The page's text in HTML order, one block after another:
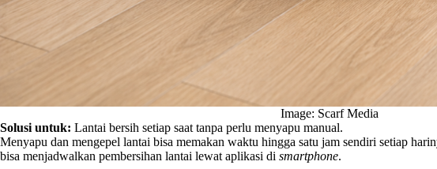
Image: Scarf Media
Solusi untuk: Lantai bersih setiap saat tanpa perlu menyapu manual.
Menyapu dan mengepel lantai bisa memakan waktu hingga satu jam sendiri setiap
bisa menjadwalkan pembersihan lantai lewat aplikasi di smartphone.